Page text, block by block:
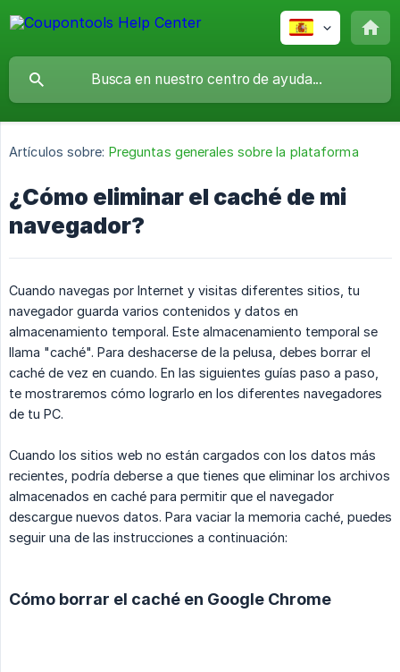
Artículos sobre: Preguntas generales sobre la plataforma
¿Cómo eliminar el caché de mi
navegador?
Cuando navegas por Internet y visitas diferentes sitios, tu
navegador guarda varios contenidos y datos en
almacenamiento temporal. Este almacenamiento temporal se
llama "caché". Para deshacerse de la pelusa, debes borrar el
caché de vez en cuando. En las siguientes guías paso a paso,
te mostraremos cómo lograrlo en los diferentes navegadores
de tu PC.
Cuando los sitios web no están cargados con los datos más
recientes, podría deberse a que tienes que eliminar los archivos
almacenados en caché para permitir que el navegador
descargue nuevos datos. Para vaciar la memoria caché, puedes
seguir una de las instrucciones a continuación:
Cómo borrar el caché en Google Chrome